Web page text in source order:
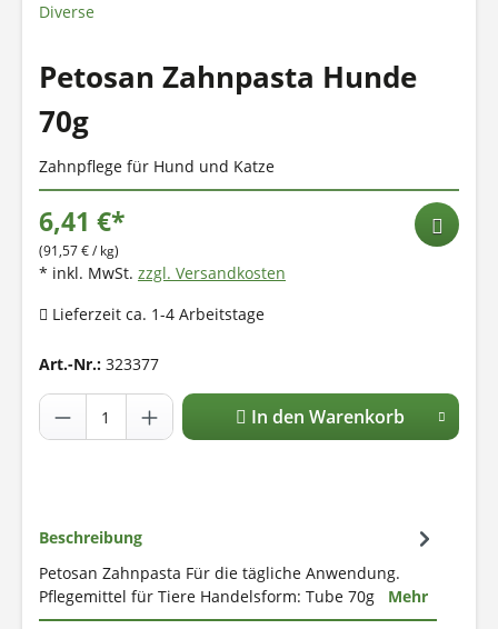
Diverse
Petosan Zahnpasta Hunde
70g
Zahnpflege für Hund und Katze
6,41 €*
(91,57 € / kg)
* inkl. MwSt. zzgl. Versandkosten
Lieferzeit ca. 1-4 Arbeitstage
Art.-Nr.: 323377
In den Warenkorb
Beschreibung
Petosan Zahnpasta Für die tägliche Anwendung.
Pflegemittel für Tiere Handelsform: Tube 70g Mehr